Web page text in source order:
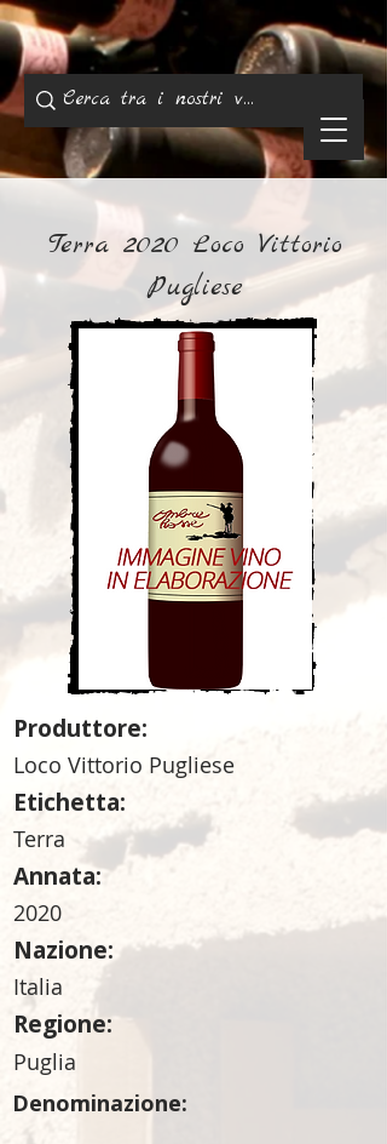
Terra 2020 Loco Vittorio
Pugliese
Produttore:
Loco Vittorio Pugliese
Etichetta:
Terra
Annata:
2020
Nazione:
Italia
Regione:
Puglia
Denominazione: